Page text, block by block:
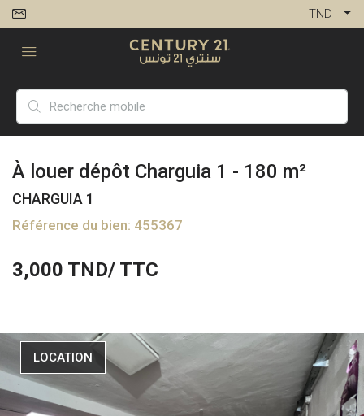
TND
À louer dépôt Charguia 1 - 180 m²
CHARGUIA 1
Référence du bien: 455367
3,000 TND/ TTC
LOCATION